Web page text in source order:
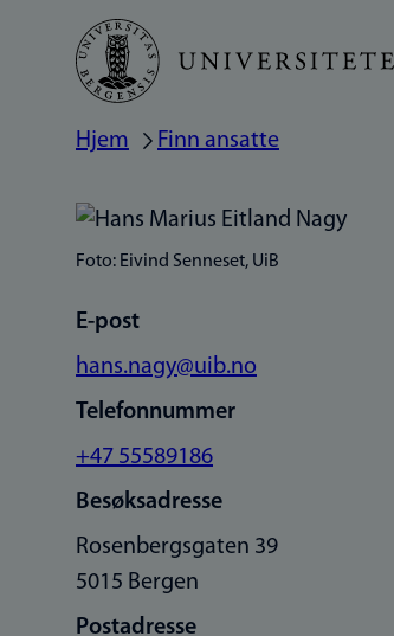
Hopp
hovedinnhold
Navigasjonssti
Hjem Finn ansatte
Foto: Eivind Senneset, UiB
E-post
hans.nagy@uib.no
Telefonnummer
+47 55589186
Besøksadresse
Rosenbergsgaten 39
5015 Bergen
Postadresse